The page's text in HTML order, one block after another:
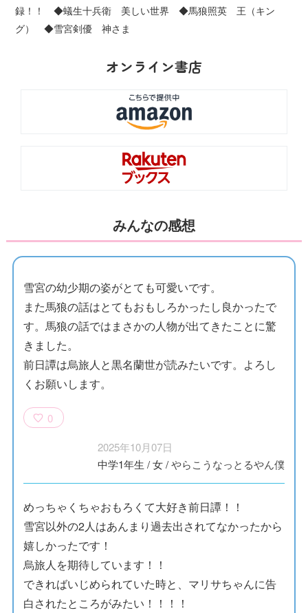
録！！ ◆蟻生十兵衛 美しい世界 ◆馬狼照英 王（キン
グ） ◆雪宮剣優 神さま
オンライン書店
みんなの感想
雪宮の幼少期の姿がとても可愛いです。
また馬狼の話はとてもおもしろかったし良かったで
す。馬狼の話ではまさかの人物が出てきたことに驚
きました。
前日譚は烏旅人と黒名蘭世が読みたいです。よろし
くお願いします。
0
2025年10月07日
中学1年生 /女/やらこうなっとるやん僕
めっちゃくちゃおもろくて大好き前日譚！！
雪宮以外の2人はあんまり過去出されてなかったから
嬉しかったです！
烏旅人を期待しています！！
できればいじめられていた時と、マリサちゃんに告
白されたところがみたい！！！！